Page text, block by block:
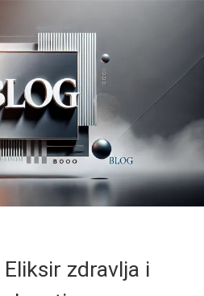
zdravlja i